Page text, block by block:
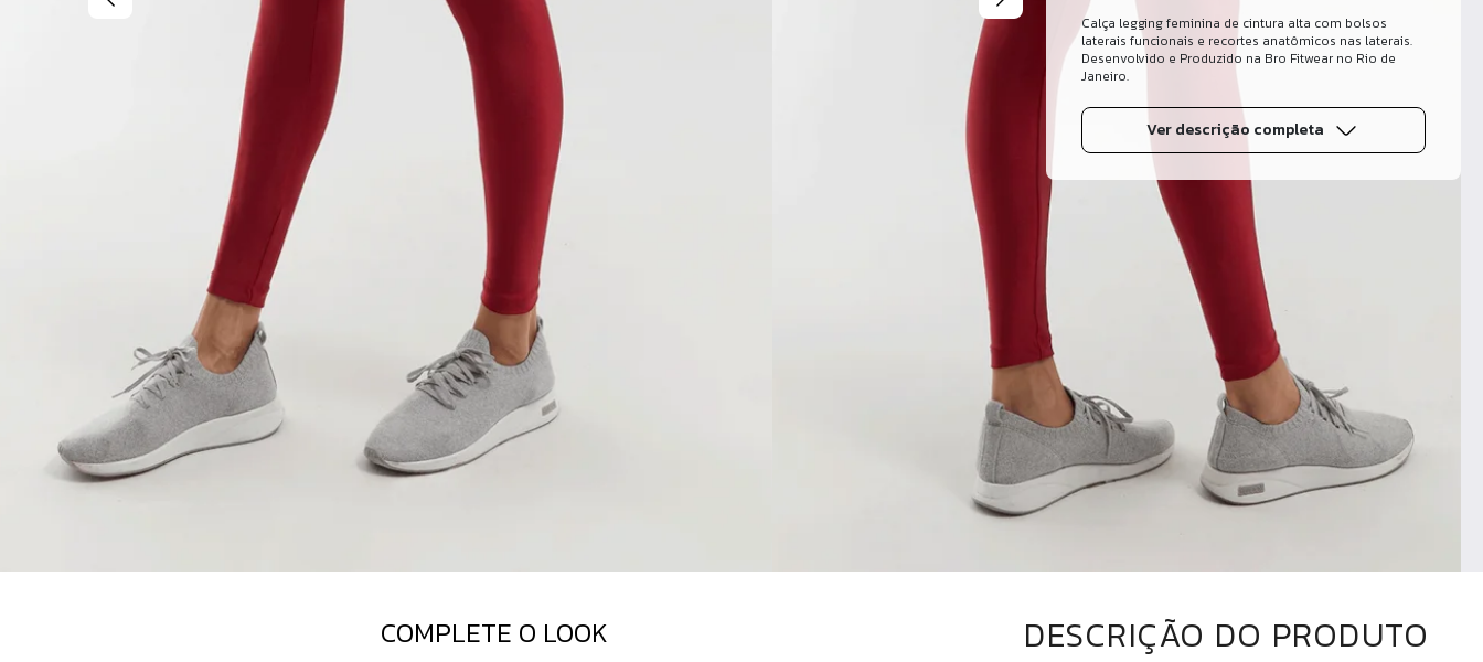
Calça legging feminina de cintura alta com bolsos
laterais funcionais e recortes anatômicos nas laterais.
Desenvolvido e Produzido na Bro Fitwear no Rio de
Janeiro.
Ver descrição completa
COMPLETE O LOOK DESCRIÇÃO DO PRODUTO